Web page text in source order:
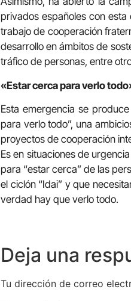
privados españoles con
trabajo de cooperación
desarrollo en ámbitos de
tráfico de personas, entre
«Estar cerca para verlo
Esta emergencia se
para verlo todo”, una
proyectos de cooperación
Es en situaciones de
para “estar cerca” de las
el ciclón “Idai” y que
verdad hay que verlo todo.
Deja una
Tu dirección de correo